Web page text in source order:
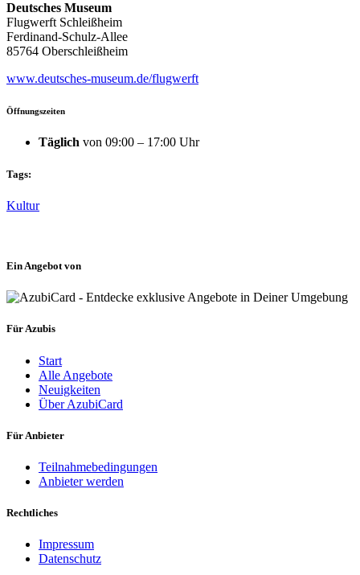
Deutsches Museum
Flugwerft Schleißheim
Ferdinand-Schulz-Allee
85764 Oberschleißheim
www.deutsches-museum.de/flugwerft
Öffnungszeiten
Täglich von 09:00 – 17:00 Uhr
Tags:
Kultur
Ein Angebot von
Für Azubis
Start
Alle Angebote
Neuigkeiten
Über AzubiCard
Für Anbieter
Teilnahmebedingungen
Anbieter werden
Rechtliches
Impressum
Datenschutz